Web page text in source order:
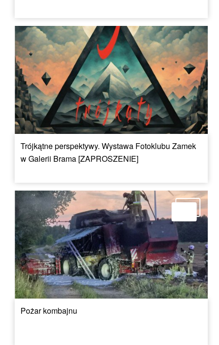
Trójkątne perspektywy. Wystawa Fotoklubu Zamek
w Galerii Brama [ZAPROSZENIE]
Pożar kombajnu